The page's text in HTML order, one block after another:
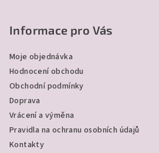
Informace pro Vás
Moje objednávka
Hodnocení obchodu
Obchodní podmínky
Doprava
Vrácení a výměna
Pravidla na ochranu osobních údajů
Kontakty